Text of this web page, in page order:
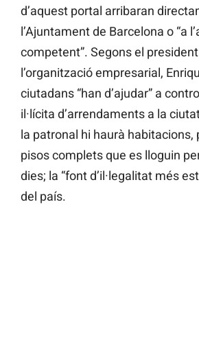
d’aquest portal arribaran
l’Ajuntament de Barcelona o “a
competent”. Segons el
l’organització empresarial,
ciutadans “han d’ajudar” a
il·lícita d’arrendaments a la
la patronal hi haurà habitacions,
pisos complets que es lloguin
dies; la “font d’il·legalitat més
del país.